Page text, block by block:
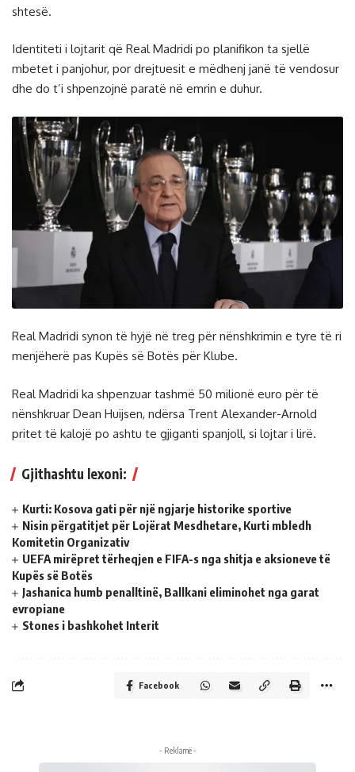
shtesë.
Identiteti i lojtarit që Real Madridi po planifikon ta sjellë
mbetet i panjohur, por drejtuesit e mëdhenj janë të vendosur
dhe do t’i shpenzojnë paratë në emrin e duhur.
Real Madridi synon të hyjë në treg për nënshkrimin e tyre të ri
menjëherë pas Kupës së Botës për Klube.
Real Madridi ka shpenzuar tashmë 50 milionë euro për të
nënshkruar Dean Huijsen, ndërsa Trent Alexander-Arnold
pritet të kalojë po ashtu te gjiganti spanjoll, si lojtar i lirë.
Gjithashtu lexoni:
Kurti: Kosova gati për një ngjarje historike sportive
Nisin përgatitjet për Lojërat Mesdhetare, Kurti mbledh
Komitetin Organizativ
UEFA mirëpret tërheqjen e FIFA-s nga shitja e aksioneve të
Kupës së Botës
Jashanica humb penalltinë, Ballkani eliminohet nga garat
evropiane
Stones i bashkohet Interit
Facebook
- Reklamë -